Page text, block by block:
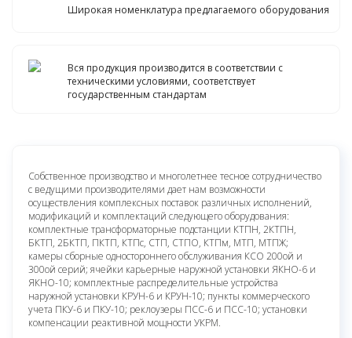
Широкая номенклатура предлагаемого оборудования
Вся продукция производится в соответствии с
техническими условиями, соответствует
государственным стандартам
Собственное производство и многолетнее тесное сотрудничество
с ведущими производителями дает нам возможности
осуществления комплексных поставок различных исполнений,
модификаций и комплектаций следующего оборудования:
комплектные трансформаторные подстанции КТПН, 2КТПН,
БКТП, 2БКТП, ПКТП, КТПс, СТП, СТПО, КТПм, МТП, МТПЖ;
камеры сборные одностороннего обслуживания КСО 200ой и
300ой серий; ячейки карьерные наружной установки ЯКНО-6 и
ЯКНО-10; комплектные распределительные устройства
наружной установки КРУН-6 и КРУН-10; пункты коммерческого
учета ПКУ-6 и ПКУ-10; реклоузеры ПСС-6 и ПСС-10; установки
компенсации реактивной мощности УКРМ.